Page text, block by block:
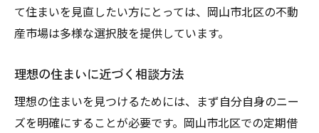
て住まいを見直したい方にとっては、岡山市北区の不動
産市場は多様な選択肢を提供しています。
理想の住まいに近づく相談方法
理想の住まいを見つけるためには、まず自分自身のニー
ズを明確にすることが必要です。岡山市北区での定期借